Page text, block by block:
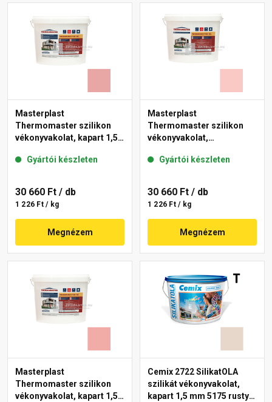
Masterplast
Thermomaster szilikon
vékonyvakolat, kapart 1,5
Gyártói készleten
30 660 Ft / db
1 226 Ft / kg
Megnézem
Masterplast
Thermomaster szilikon
vékonyvakolat,
22-F 25 kg
Gyártói készleten
30 660 Ft / db
1 226 Ft / kg
Megnézem
Masterplast
Thermomaster szilikon
vékonyvakolat, kapart 1,5
Cemix 2722 SilikatOLA
szilikát vékonyvakolat,
kapart 1,5 mm 5175 rusty